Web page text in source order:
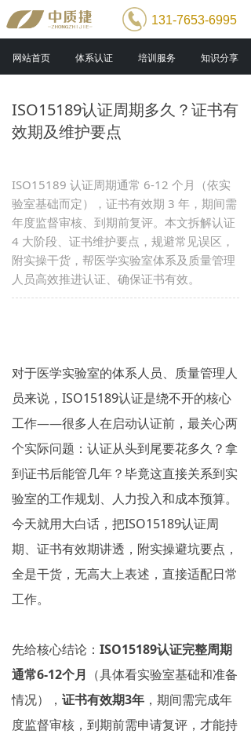
131-7653-6995
网站首页 体系认证 培训服务 知识分享
ISO15189认证周期多久？证书有
效期及维护要点
ISO15189 认证周期通常 6-12 个月（依实
验室基础而定），证书有效期 3 年，期间需
年度监督审核、到期前复评。本文拆解认证
4 大阶段、证书维护要点，规避常见误区，
附实操干货，帮医学实验室体系及质量管理
人员高效推进认证、确保证书有效。
对于医学实验室的体系人员、质量管理人
员来说，ISO15189认证是绕不开的核心
工作——很多人在启动认证前，最关心两
个实际问题：认证从头到尾要花多久？拿
到证书后能管几年？毕竟这直接关系到实
验室的工作规划、人力投入和成本预算。
今天就用大白话，把ISO15189认证周
期、证书有效期讲透，附实操避坑要点，
全是干货，无高大上表述，直接适配日常
工作。
先给核心结论： ISO15189认证完整周期
通常6-12个月 （具体看实验室基础和准备
情况）， 证书有效期3年 ，期间需完成年
度监督审核，到期前需申请复评，才能持